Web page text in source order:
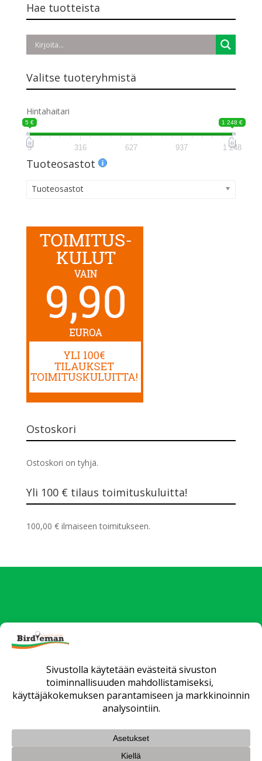
Hae tuotteista
Valitse tuoteryhmistä
Hintahaitari
5 € 1 248 €
5 316 627 937 1 248
Tuoteosastot
Tuoteosastot
Ostoskori
Ostoskori on tyhjä.
Yli 100 € tilaus toimituskuluitta!
100,00 €ilmaiseen toimitukseen.
Uutiset Verkkokauppa
Yrityksille
Fittaus ja opetus
Huollot
Matkat
Yhteystiedot
Toimitusehdot
Tietosuojaseloste